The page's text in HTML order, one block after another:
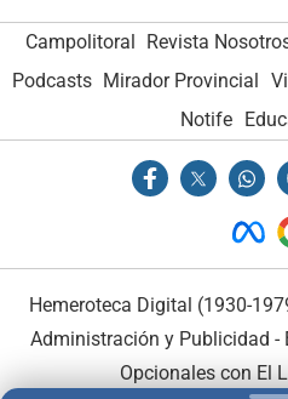
Campolitoral Revista
Podcasts Mirador Provincial
Notife
Hemeroteca Digital (1930-
Administración y Publicidad -
Opcionales con El